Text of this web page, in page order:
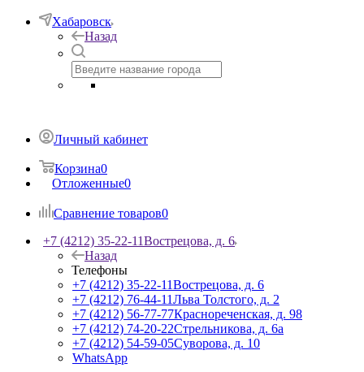
Хабаровск
Назад
Личный кабинет
Корзина0
Отложенные0
Сравнение товаров0
+7 (4212) 35-22-11Вострецова, д. 6
Назад
Телефоны
+7 (4212) 35-22-11Вострецова, д. 6
+7 (4212) 76-44-11Льва Толстого, д. 2
+7 (4212) 56-77-77Краснореченская, д. 98
+7 (4212) 74-20-22Стрельникова, д. 6а
+7 (4212) 54-59-05Суворова, д. 10
WhatsApp